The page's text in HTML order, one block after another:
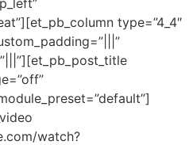
type=”4_4″
watch?